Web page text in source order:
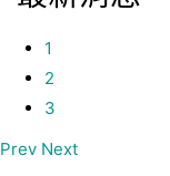
1
2
3
Prev Next